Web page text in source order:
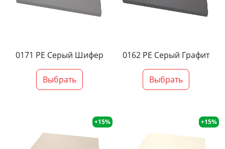
0171 PE Серый Шифер
Выбрать
0162 PE Серый Графит
Выбрать
+15% +15%